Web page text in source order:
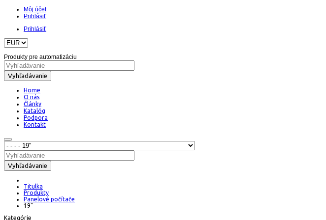
Môj účet
Prihlásiť
Prihlásiť
Produkty pre automatizáciu
Vyhľadávanie
Home
O nás
Články
Katalóg
Podpora
Kontakt
Vyhľadávanie
Titulka
Produkty
Panelové počítače
19"
Kategórie